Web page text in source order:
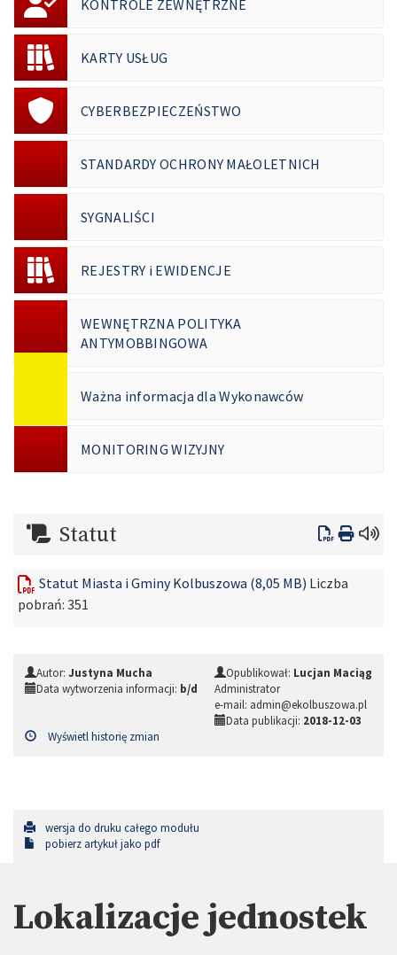
KONTROLE ZEWNĘTRZNE
KARTY USŁUG
CYBERBEZPIECZEŃSTWO
STANDARDY OCHRONY MAŁOLETNICH
SYGNALIŚCI
REJESTRY i EWIDENCJE
WEWNĘTRZNA POLITYKA
ANTYMOBBINGOWA
Ważna informacja dla Wykonawców
MONITORING WIZYJNY
Statut
Statut Miasta i Gminy Kolbuszowa (8,05 MB) Liczba
pobrań: 351
Autor: Justyna Mucha
Data wytworzenia informacji: b/d
Opublikował: Lucjan Maciąg
Administrator
e-mail: admin@ekolbuszowa.pl
Data publikacji: 2018-12-03
Wyświetl historię zmian
wersja do druku całego modułu
pobierz artykuł jako pdf
Lokalizacje jednostek